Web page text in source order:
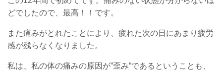
どでしたので、最高！！です。
また痛みがとれたことにより、疲れた次の日にあまり疲労
感が残らなくなりました。
私は、私の体の痛みの原因が”歪み”であるということも、